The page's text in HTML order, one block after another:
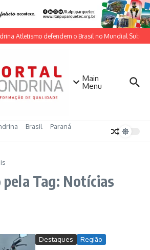
Atletismo defendem o Brasil no Mundial Sub-20
Main
Menu
Brasil
Paraná
pela Tag: Notícias
Destaques Região